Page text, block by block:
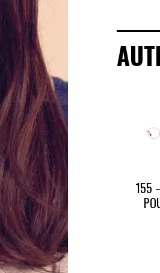
POINTS DE
CONTACT
NOUS CONTACTER
155